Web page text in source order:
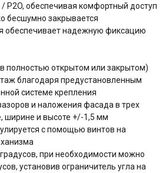
P2O, обеспечивая комфортный доступ
бесшумно закрывается
обеспечивает надежную фиксацию
полностью открытом или закрытом)
благодаря предустановленным
системе крепления
и наложения фасада в трех
ширине и высоте +/-1,5 мм
с помощью винтов на
при необходимости можно
установив ограничитель угла на